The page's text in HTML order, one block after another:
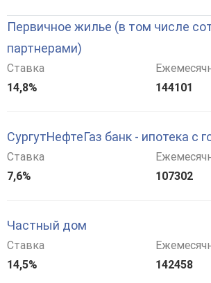
Первичное жилье (в том числе
партнерами)
Ставка
14,8%
144101
СургутНефтеГаз банк - ипотека с
Ставка
7,6%
107302
Частный дом
Ставка
14,5%
142458